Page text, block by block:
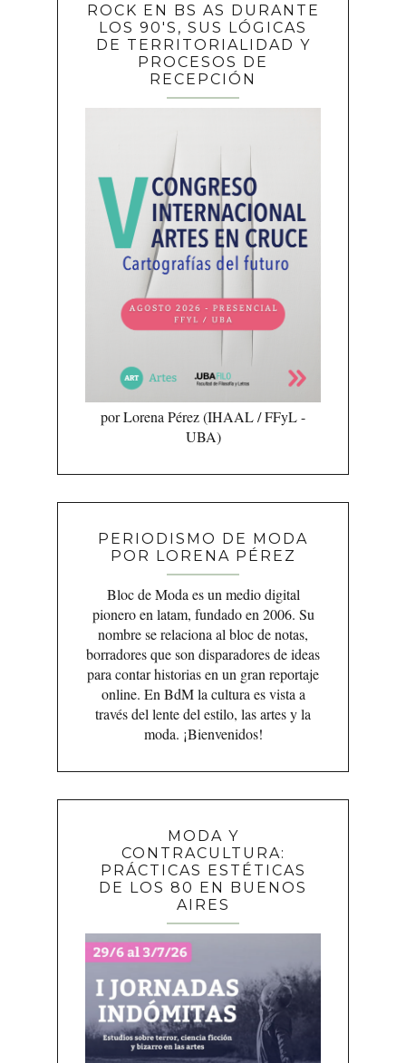
ROCK EN BS AS DURANTE
LOS 90'S, SUS LÓGICAS
DE TERRITORIALIDAD Y
PROCESOS DE
RECEPCIÓN
por Lorena Pérez (IHAAL / FFyL -
UBA)
PERIODISMO DE MODA
POR LORENA PÉREZ
Bloc de Moda es un medio digital
pionero en latam, fundado en 2006. Su
nombre se relaciona al bloc de notas,
borradores que son disparadores de ideas
para contar historias en un gran reportaje
online. En BdM la cultura es vista a
través del lente del estilo, las artes y la
moda. ¡Bienvenidos!
MODA Y
CONTRACULTURA:
PRÁCTICAS ESTÉTICAS
DE LOS 80 EN BUENOS
AIRES